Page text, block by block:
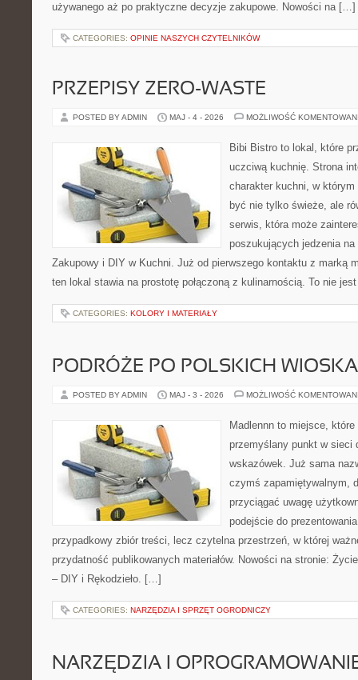
używanego aż po praktyczne decyzje zakupowe. Nowości na […]
CATEGORIES: OPINIE NASZYCH CZYTELNIKÓW
PRZEPISY ZERO-WASTE
POSTED BY ADMIN MAJ - 4 - 2026 MOŻLIWOŚĆ
Bibi Bistro to lokal, które
uczciwą kuchnię. Strona
charakter kuchni, w
być nie tylko świeże, ale
serwis, która może
poszukujących jedzenia
Zakupowy i DIY w Kuchni. Już od pierwszego kontaktu z marką
ten lokal stawia na prostotę połączoną z kulinarnością. To nie
CATEGORIES: KOLORY I MATERIAŁY
PODRÓŻE PO POLSKICH
POSTED BY ADMIN MAJ - 3 - 2026 MOŻLIWOŚĆ
Madlennn to miejsce,
przemyślany punkt w sieci
wskazówek. Już sama
czymś zapamiętywalnym,
przyciągać uwagę
podejście do
przypadkowy zbiór treści, lecz czytelna przestrzeń, w której
przydatność publikowanych materiałów. Nowości na stronie:
– DIY i Rękodzieło. […]
CATEGORIES: NARZĘDZIA I SPRZĘT OGRODNICZY
NARZĘDZIA I